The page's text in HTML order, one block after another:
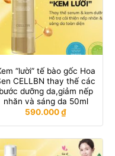
“lười” tế bào gốc Hoa
CELLBN thay thế các
bước dưỡng da,giảm nếp
nhăn và sáng da 50ml
590.000₫